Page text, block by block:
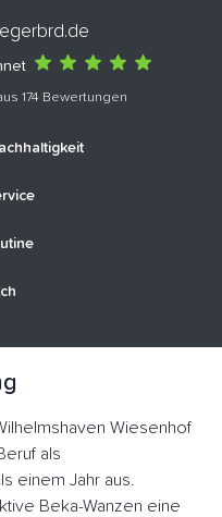
174 Bewertungen
Wiesenhof
als
einem Jahr aus.
Beka-Wanzen eine